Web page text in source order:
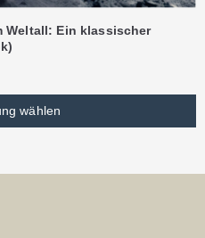
Weltall: Ein klassischer
wählen